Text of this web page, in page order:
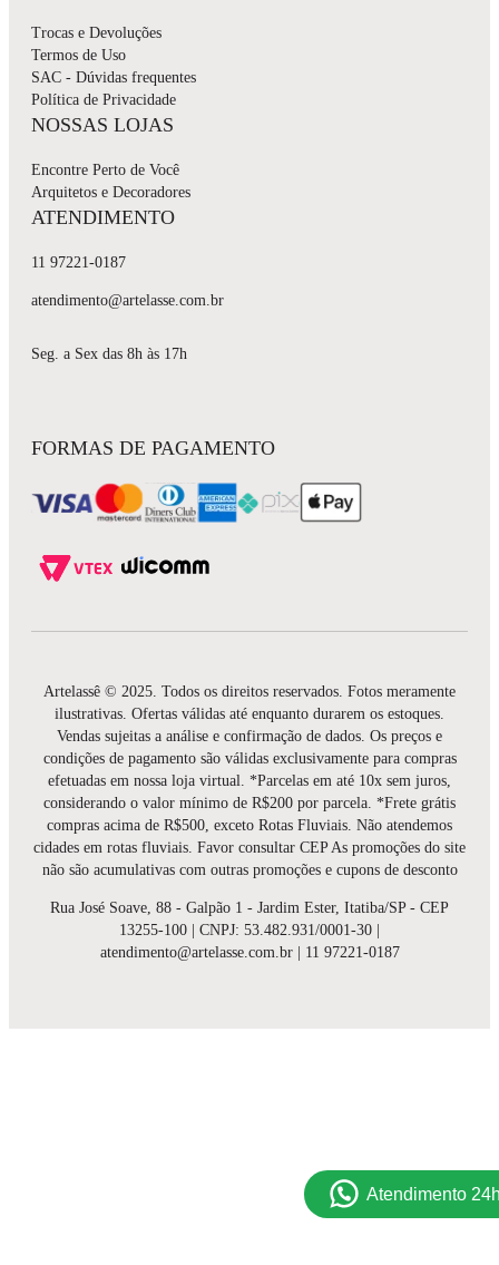
Trocas e Devoluções
Termos de Uso
SAC - Dúvidas frequentes
Política de Privacidade
NOSSAS LOJAS
Encontre Perto de Você
Arquitetos e Decoradores
ATENDIMENTO
11 97221-0187
atendimento@artelasse.com.br
Seg. a Sex das 8h às 17h
FORMAS DE PAGAMENTO
Artelassê © 2025. Todos os direitos reservados. Fotos meramente
ilustrativas. Ofertas válidas até enquanto durarem os estoques.
Vendas sujeitas a análise e confirmação de dados. Os preços e
condições de pagamento são válidas exclusivamente para compras
efetuadas em nossa loja virtual. *Parcelas em até 10x sem juros,
considerando o valor mínimo de R$200 por parcela. *Frete grátis
compras acima de R$500, exceto Rotas Fluviais. Não atendemos
cidades em rotas fluviais. Favor consultar CEP As promoções do site
não são acumulativas com outras promoções e cupons de desconto
Rua José Soave, 88 - Galpão 1 - Jardim Ester, Itatiba/SP - CEP
13255-100 | CNPJ: 53.482.931/0001-30 |
atendimento@artelasse.com.br | 11 97221-0187
Atendimento